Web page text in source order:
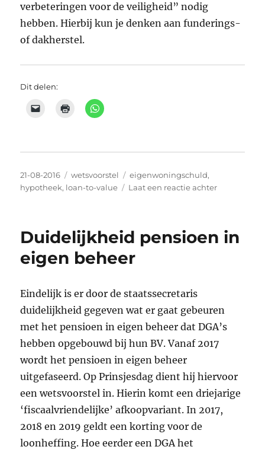
verbeteringen voor de veiligheid” nodig
hebben. Hierbij kun je denken aan funderings-
of dakherstel.
Dit delen:
Geplaatst
op
21-08-2016 Categorieën
wetsvoorstel Tags
eigenwoningschuld,
hypotheek, loan-to-value Laat een reactie achterop
voor
Duidelijkheid pensioen in
eigen beheer
Eindelijk is er door de staatssecretaris
duidelijkheid gegeven wat er gaat gebeuren
met het pensioen in eigen beheer dat DGA’s
hebben opgebouwd bij hun BV. Vanaf 2017
wordt het pensioen in eigen beheer
uitgefaseerd. Op Prinsjesdag dient hij hiervoor
een wetsvoorstel in. Hierin komt een driejarige
‘fiscaalvriendelijke’ afkoopvariant. In 2017,
2018 en 2019 geldt een korting voor de
loonheffing. Hoe eerder een DGA het